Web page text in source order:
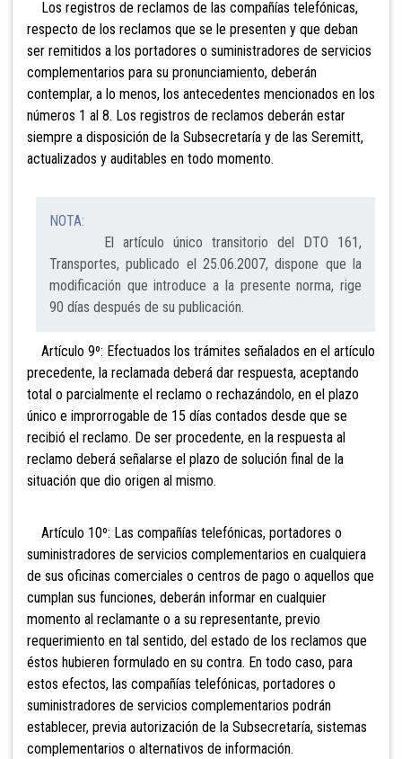
Los registros de reclamos de las compañías telefónicas,
respecto de los reclamos que se le presenten y que deban
ser remitidos a los portadores o suministradores de servicios
complementarios para su pronunciamiento, deberán
contemplar, a lo menos, los antecedentes mencionados en los
números 1 al 8. Los registros de reclamos deberán estar
siempre a disposición de la Subsecretaría y de las Seremitt,
actualizados y auditables en todo momento.
NOTA:
El artículo único transitorio del DTO 161,
Transportes, publicado el 25.06.2007, dispone que la
modificación que introduce a la presente norma, rige
90 días después de su publicación.
Artículo 9º: Efectuados los trámites señalados en el artículo
precedente, la reclamada deberá dar respuesta, aceptando
total o parcialmente el reclamo o rechazándolo, en el plazo
único e improrrogable de 15 días contados desde que se
recibió el reclamo. De ser procedente, en la respuesta al
reclamo deberá señalarse el plazo de solución final de la
situación que dio origen al mismo.
Artículo 10º: Las compañías telefónicas, portadores o
suministradores de servicios complementarios en cualquiera
de sus oficinas comerciales o centros de pago o aquellos que
cumplan sus funciones, deberán informar en cualquier
momento al reclamante o a su representante, previo
requerimiento en tal sentido, del estado de los reclamos que
éstos hubieren formulado en su contra. En todo caso, para
estos efectos, las compañías telefónicas, portadores o
suministradores de servicios complementarios podrán
establecer, previa autorización de la Subsecretaría, sistemas
complementarios o alternativos de información.